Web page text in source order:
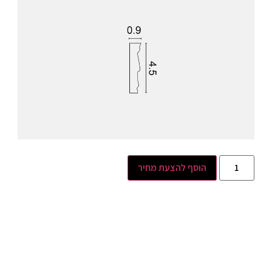
הוסף להצעת מחיר